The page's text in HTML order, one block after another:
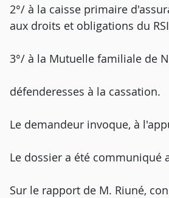
2°/ à la caisse primaire
aux droits et obligations du
3°/ à la Mutuelle familiale de
défenderesses à la cassation.
Le demandeur invoque, à
Le dossier a été communiqué
Sur le rapport de M. Riuné,